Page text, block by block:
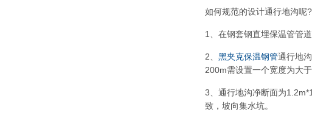
如何规范的设计通行地沟呢
1、在钢套钢直埋保温管管
2、 黑夹克保温钢管通行地
200m需设置一个宽度为大
3、通行地沟净断面为
致，坡向集水坑。